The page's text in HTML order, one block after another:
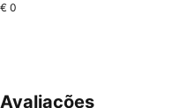
€ 0
Avaliações